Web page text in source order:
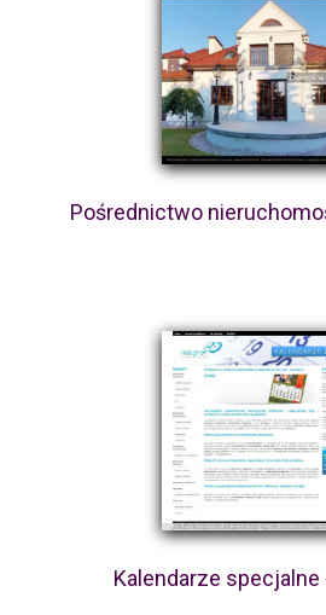
Pośrednictwo
Kalendarze specjalne